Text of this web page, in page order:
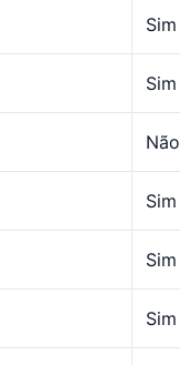
Sim
Sim
Não
Sim
Sim
Sim